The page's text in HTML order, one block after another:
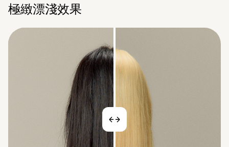
極緻漂淺效果